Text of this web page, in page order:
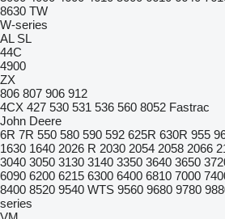
8630 TW
W-series
AL SL
44C
4900
ZX
806 807 906 912
4CX 427 530 531 536 560 8052 Fastrac
John Deere
6R 7R 550 580 590 592 625R 630R 955
1630 1640 2026 R 2030 2054 2058 2066
3040 3050 3130 3140 3350 3640 3650
6090 6200 6215 6300 6400 6810 7000
8400 8520 9540 WTS 9560 9680 9780
series